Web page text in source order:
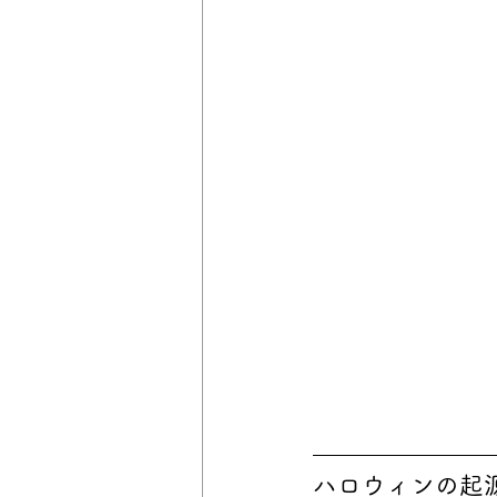
ハロウィンの起